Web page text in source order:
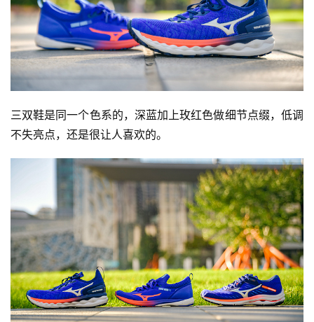
三双鞋是同一个色系的，深蓝加上玫红色做细节点缀，低调
不失亮点，还是很让人喜欢的。